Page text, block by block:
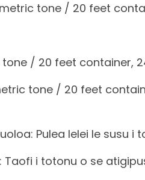
metric tone / 20 feet
tone / 20 feet
tone / 20 feet
Pulea lelei le susu i
Taofi i totonu o se